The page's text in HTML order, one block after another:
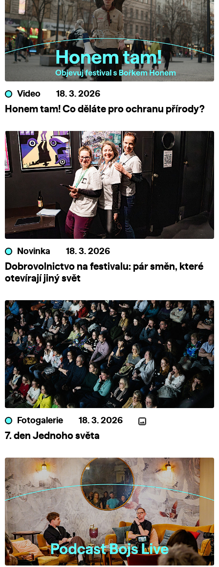
Video 18. 3. 2026
Honem tam! Co děláte pro ochranu přírody?
Novinka 18. 3. 2026
Dobrovolnictvo na festivalu: pár směn, které
otevírají jiný svět
Fotogalerie 18. 3. 2026
7. den Jednoho světa